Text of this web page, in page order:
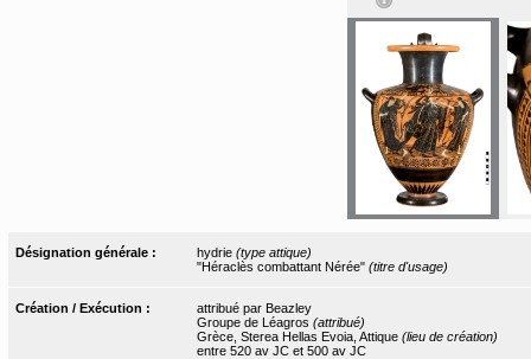
Désignation générale : hydrie (type attique)
"Héraclès combattant Nérée" (titre d'usage)
Création / Exécution :
attribué par Beazley
Groupe de Léagros (attribué)
Grèce, Sterea Hellas Evoia, Attique (lieu de création)
entre 520 av JC et 500 av JC